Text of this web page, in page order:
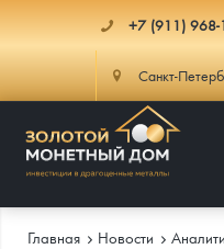
+7 (911) 968-
Санкт-
Главная Новости